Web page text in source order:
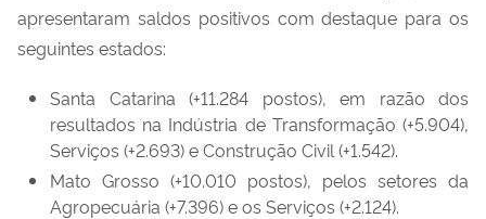
apresentaram saldos positivos com destaque para os
seguintes estados:
Santa Catarina (+11.284 postos), em razão dos
resultados na Indústria de Transformação (+5.904),
Serviços (+2.693) e Construção Civil (+1.542).
Mato Grosso (+10.010 postos), pelos setores da
Agropecuária (+7.396) e os Serviços (+2.124).